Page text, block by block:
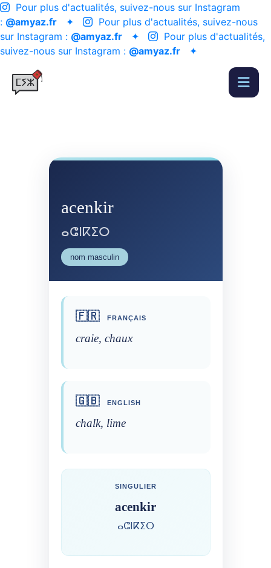
Pour plus d'actualités, suivez-nous sur Instagram
: @amyaz.fr ✦
Pour plus d'actualités, suivez-nous
sur Instagram : @amyaz.fr ✦
Pour plus d'actualités,
suivez-nous sur Instagram : @amyaz.fr ✦
acenkir
ⴰⵛⵏⴽⵉⵔ
nom masculin
🇫🇷 FRANÇAIS
craie, chaux
🇬🇧 ENGLISH
chalk, lime
SINGULIER
acenkir
ⴰⵛⵏⴽⵉⵔ